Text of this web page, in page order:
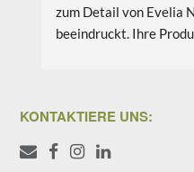
zum Detail von Evelia
beeindruckt. Ihre
Lieblingsprodukte sind
Weide und das Aloe
KONTAKTIERE UNS: